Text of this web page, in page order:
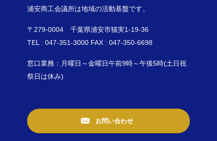
浦安商工会議所は地域の活動基盤です。
〒279-0004 千葉県浦安市猫実1-19-36
TEL : 047-351-3000 FAX : 047-350-6698
窓口業務：月曜日～金曜日午前9時～午後5時(土日祝
祭日は休み)
お問い合わせ